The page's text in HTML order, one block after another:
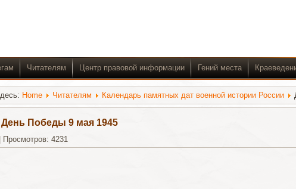
Читателям Центр правовой информации Гений места
Home Читателям Календарь памятных дат военной истории России
День Победы 9 мая 1945
Просмотров: 4231